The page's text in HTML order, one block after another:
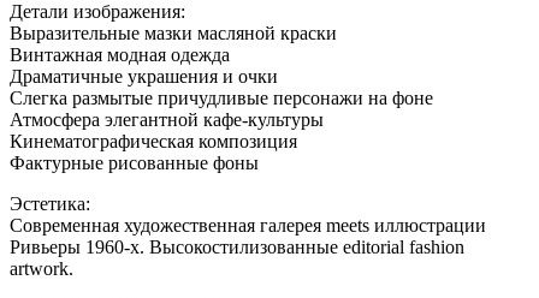
Детали изображения:
Выразительные мазки масляной краски
Винтажная модная одежда
Драматичные украшения и очки
Слегка размытые причудливые персонажи на фоне
Атмосфера элегантной кафе-культуры
Кинематографическая композиция
Фактурные рисованные фоны
Эстетика:
Современная художественная галерея meets иллюстрации
Ривьеры 1960-х. Высокостилизованные editorial fashion
artwork.